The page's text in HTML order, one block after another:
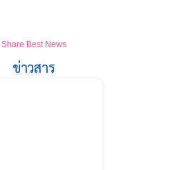
Share Best News
ข่าวสาร